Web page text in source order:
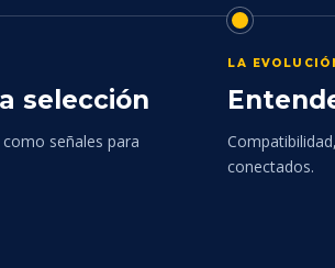
selección
señales para
LA
conectados.